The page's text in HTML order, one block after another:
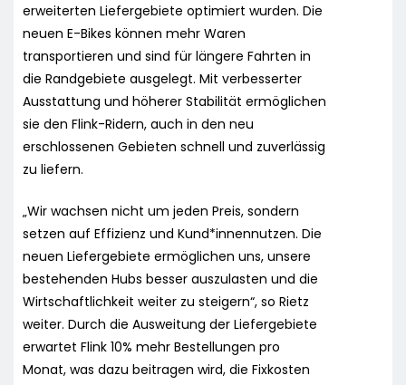
erweiterten Liefergebiete optimiert wurden. Die
neuen E-Bikes können mehr Waren
transportieren und sind für längere Fahrten in
die Randgebiete ausgelegt. Mit verbesserter
Ausstattung und höherer Stabilität ermöglichen
sie den Flink-Ridern, auch in den neu
erschlossenen Gebieten schnell und zuverlässig
zu liefern.
„Wir wachsen nicht um jeden Preis, sondern
setzen auf Effizienz und Kund*innennutzen. Die
neuen Liefergebiete ermöglichen uns, unsere
bestehenden Hubs besser auszulasten und die
Wirtschaftlichkeit weiter zu steigern“, so Rietz
weiter. Durch die Ausweitung der Liefergebiete
erwartet Flink 10% mehr Bestellungen pro
Monat, was dazu beitragen wird, die Fixkosten